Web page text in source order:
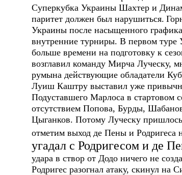
Суперкубка Украины Шахтер и
паритет должен был нарушиться.
Украины после насыщенного
внутренние турниры. В первом
больше времени на подготовку к
возглавил команду Мирча Луческу,
румына действующие обладатели
Луиш Каштру выставил уже
Подуставшего Марлоса в стартовом
отсутствием Попова, Бурды,
Цыганков. Потому Луческу
отметим выход де Пены и Родригеса
угадал с Родригесом и де
удара в створ от Додо ничего не
Родригес разогнал атаку, скинул